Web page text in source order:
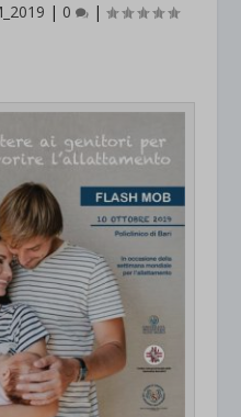
| 0 |